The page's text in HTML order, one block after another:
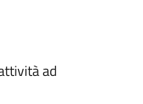
ad